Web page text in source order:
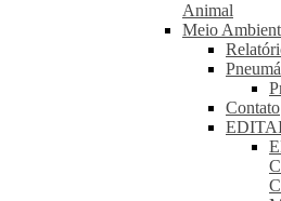
Animal
Meio
Contato